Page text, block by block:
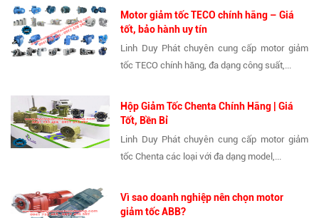
Motor giảm tốc TECO chính hãng – Giá
tốt, bảo hành uy tín
Linh Duy Phát chuyên cung cấp motor giảm
tốc TECO chính hãng, đa dạng công suất,...
Hộp Giảm Tốc Chenta Chính Hãng | Giá
Tốt, Bền Bỉ
Linh Duy Phát chuyên cung cấp motor giảm
tốc Chenta các loại với đa dạng model,...
Vì sao doanh nghiệp nên chọn motor
giảm tốc ABB?